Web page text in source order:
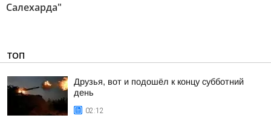
Салехарда"
ТОП
Друзья, вот и подошёл к концу субботний
день
02:12